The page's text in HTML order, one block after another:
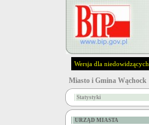
Wersja dla niedowidzących
Miasto i Gmina Wąchock
Statystyki
URZĄD MIASTA